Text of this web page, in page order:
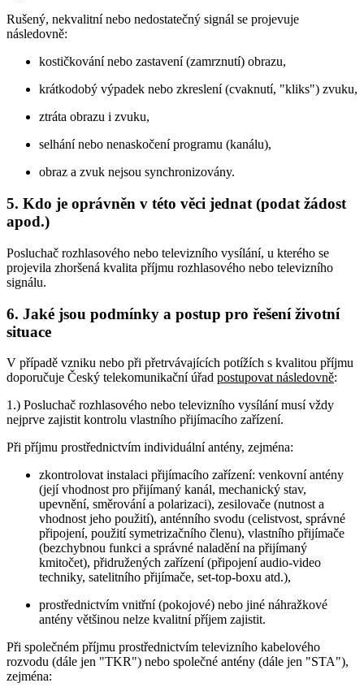
Rušený, nekvalitní nebo nedostatečný signál se projevuje
následovně:
kostičkování nebo zastavení (zamrznutí) obrazu,
krátkodobý výpadek nebo zkreslení (cvaknutí, "kliks") zvuku,
ztráta obrazu i zvuku,
selhání nebo nenaskočení programu (kanálu),
obraz a zvuk nejsou synchronizovány.
5. Kdo je oprávněn v této věci jednat (podat žádost
apod.)
Posluchač rozhlasového nebo televizního vysílání, u kterého se
projevila zhoršená kvalita příjmu rozhlasového nebo televizního
signálu.
6. Jaké jsou podmínky a postup pro řešení životní
situace
V případě vzniku nebo při přetrvávajících potížích s kvalitou příjmu
doporučuje Český telekomunikační úřad postupovat následovně:
1.) Posluchač rozhlasového nebo televizního vysílání musí vždy
nejprve zajistit kontrolu vlastního přijímacího zařízení.
Při příjmu prostřednictvím individuální antény, zejména:
zkontrolovat instalaci přijímacího zařízení: venkovní antény
(její vhodnost pro přijímaný kanál, mechanický stav,
upevnění, směrování a polarizaci), zesilovače (nutnost a
vhodnost jeho použití), anténního svodu (celistvost, správné
připojení, použití symetrizačního členu), vlastního přijímače
(bezchybnou funkci a správné naladění na přijímaný
kmitočet), přidružených zařízení (připojení audio-video
techniky, satelitního přijímače, set-top-boxu atd.),
prostřednictvím vnitřní (pokojové) nebo jiné náhražkové
antény většinou nelze kvalitní příjem zajistit.
Při společném příjmu prostřednictvím televizního kabelového
rozvodu (dále jen "TKR") nebo společné antény (dále jen "STA"),
zejména: